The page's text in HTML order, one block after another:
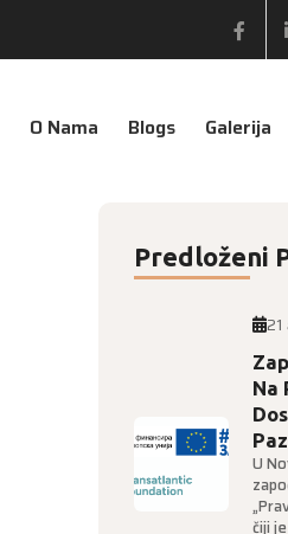
O Nama Blogs Galerija
Predloženi
Na
U
čiji